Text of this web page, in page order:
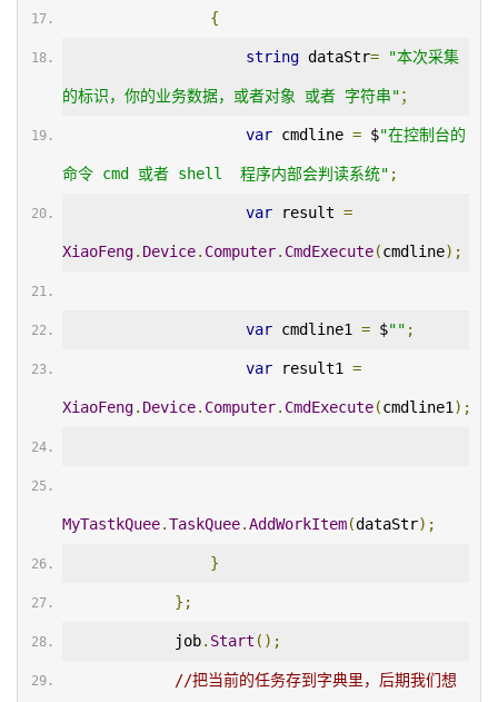
{
string dataStr= "本次采集
的标识，你的业务数据，或者对象 或者 字符串"；
var cmdline = $"在控制台的
命令 cmd 或者 shell  程序内部会判读系统" ;
var result =
XiaoFeng. Device. Computer. CmdExecute(cmdline);
var cmdline1 = $"" ;
var result1 =
XiaoFeng. Device. Computer. CmdExecute(cmdline1 );
MyTastkQuee.TaskQuee.AddWorkItem(dataStr);
}
};
            job
. Start ();
//把当前的任务存到字典里，后期我们想